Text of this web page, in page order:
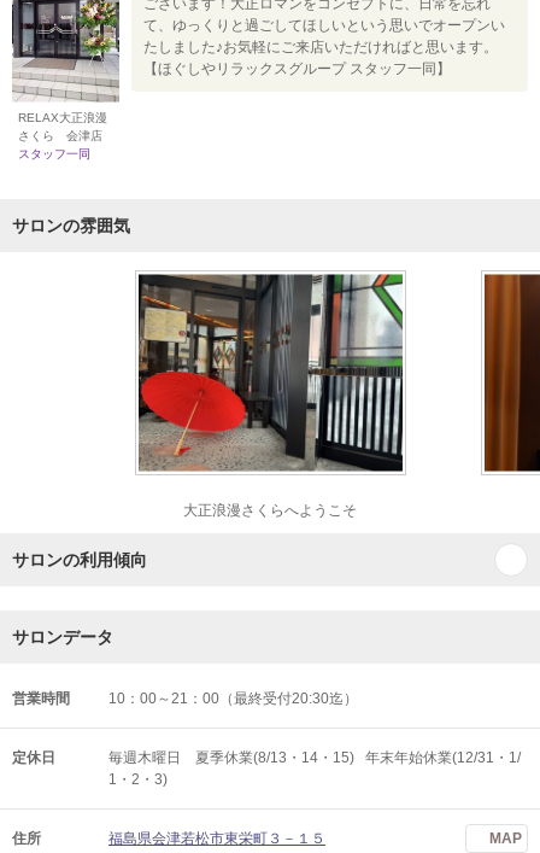
RELAX大正浪漫
さくら 会津店
スタッフ一同
ございます！大正ロマンをコンセプトに、日常を忘れ
て、ゆっくりと過ごしてほしいという思いでオープンい
たしました♪お気軽にご来店いただければと思います。
【ほぐしやリラックスグループ スタッフ一同】
サロンの雰囲気
大正浪漫さくらへようこそ
サロンの利用傾向
サロンデータ
営業時間 10：00～21：00（最終受付20:30迄）
定休日
毎週木曜日 夏季休業(8/13・14・15) 年末年始休業(12/31・1/
1・2・3)
住所 福島県会津若松市東栄町３－１５ MAP